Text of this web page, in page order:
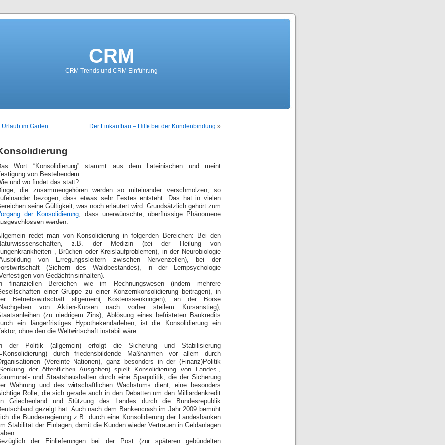
CRM
CRM Trends und CRM Einführung
Urlaub im Garten Der Linkaufbau – Hilfe bei der Kundenbindung »
Wort “Konsolidierung” stammt aus dem Lateinischen und meint
von Bestehendem.
und wo findet das statt?
die zusammengehören werden so miteinander verschmolzen, so
bezogen, dass etwas sehr Festes entsteht. Das hat in vielen
seine Gültigkeit, was noch erläutert wird. Grundsätzlich gehört zum
der Konsolidierung , dass unerwünschte, überflüssige Phänomene
werden.
redet man von Konsolidierung in folgenden Bereichen: Bei den
z.B. der Medizin (bei der Heilung von
, Brüchen oder Kreislaufproblemen), in der Neurobiologie
von Erregungssleitern zwischen Nervenzellen), bei der
(Sichern des Waldbestandes), in der Lernpsychologie
von Gedächtnisinhalten).
finanziellen Bereichen wie im Rechnungswesen (indem mehrere
einer Gruppe zu einer Konzernkonsolidierung beitragen), in
Betriebswirtschaft allgemein( Kostenssenkungen), an der Börse
von Aktien-Kursen nach vorher steilem Kursanstieg),
(zu niedrigem Zins), Ablösung eines befristeten Baukredits
ein längerfristiges Hypothekendarlehen, ist die Konsolidierung ein
ohne den die Weltwirtschaft instabil wäre.
der Politik (allgemein) erfolgt die Sicherung und Stabilisierung
durch friedensbildende Maßnahmen vor allem durch
(Vereinte Nationen), ganz besonders in der (Finanz)Politik
der öffentlichen Ausgaben) spielt Konsolidierung von Landes-,
und Staatshaushalten durch eine Sparpolitik, die der Sicherung
Währung und des wirtschaftlichen Wachstums dient, eine besonders
Rolle, die sich gerade auch in den Debatten um den Milliardenkredit
Griechenland und Stützung des Landes durch die Bundesrepublik
gezeigt hat. Auch nach dem Bankencrash im Jahr 2009 bemüht
die Bundesregierung z.B. durch eine Konsolidierung der Landesbanken
Stabilität der Einlagen, damit die Kunden wieder Vertrauen in Geldanlagen
der Einlieferungen bei der Post (zur späteren gebündelten